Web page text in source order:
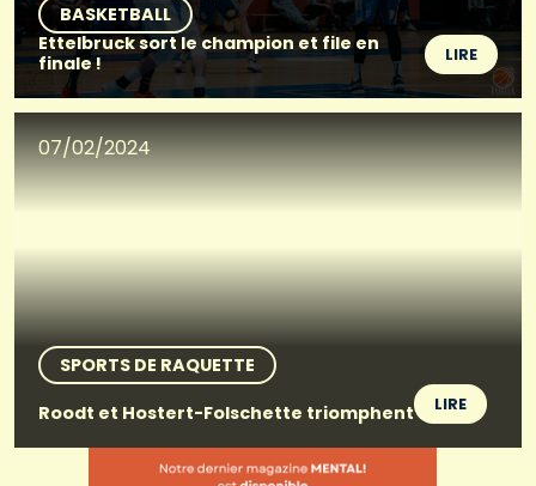
BASKETBALL
Ettelbruck sort le champion et file en
finale !
LIRE
07/02/2024
SPORTS DE RAQUETTE
Roodt et Hostert-Folschette triomphent
LIRE